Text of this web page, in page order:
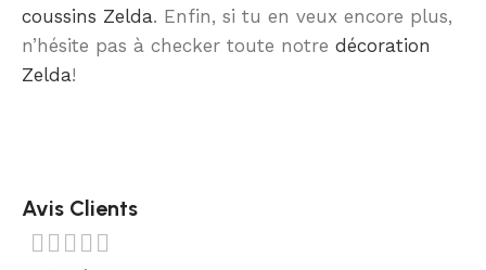
coussins Zelda. Enfin, si tu en veux encore plus,
n’hésite pas à checker toute notre décoration
Zelda!
Avis Clients